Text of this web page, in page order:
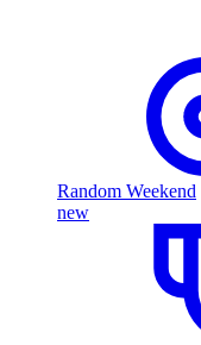
Random Weekend
new